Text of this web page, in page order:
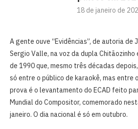
18 de janeiro de
A gente ouve “Evidências”, de autoria de
Sergio Valle, na voz da dupla Chitãozinho
de 1990 que, mesmo três décadas
só entre o público de karaokê, mas entre
prova é o levantamento do ECAD feito
Mundial do Compositor, comemorado
janeiro. O dia nacional é só em outubro.